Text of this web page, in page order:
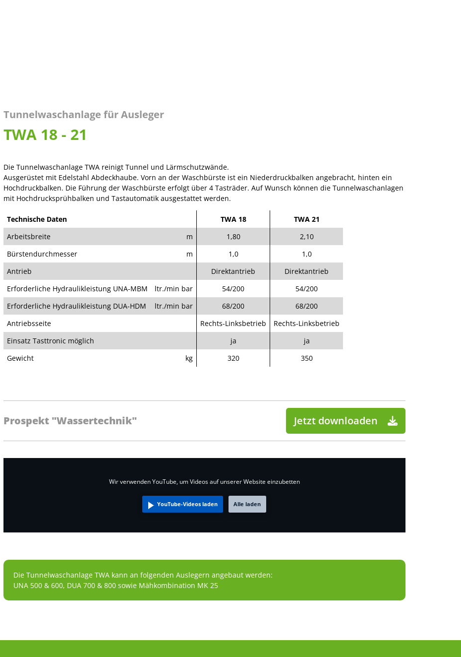
Tunnelwaschanlage für Ausleger
TWA 18 - 21
Die Tunnelwaschanlage TWA reinigt Tunnel und Lärmschutzwände.
Ausgerüstet mit Edelstahl Abdeckhaube. Vorn an der Waschbürste ist ein Niederdruckbalken angebracht, hinten ein
Hochdruckbalken. Die Führung der Waschbürste erfolgt über 4 Tasträder. Auf Wunsch können die Tunnelwaschanlagen
mit Hochdrucksprühbalken und Tastautomatik ausgestattet werden.
Technische Daten TWA 18
TWA 21
Arbeitsbreite
m 1,80
2,10
Bürstendurchmesser
m 1,0
1,0
Antrieb
Direktantrieb
Direktantrieb
Erforderliche Hydraulikleistung UNA-MBM
ltr./min bar 54/200
54/200
Erforderliche Hydraulikleistung DUA-HDM
ltr./min bar 68/200
68/200
Antriebsseite
Rechts-Linksbetrieb
Rechts-Linksbetrieb
Einsatz Tasttronic möglich
ja
ja
Gewicht
kg 320 350
Prospekt "Wassertechnik" Jetzt downloaden
Wir verwenden YouTube, um Videos auf unserer Website einzubetten
YouTube-Videos laden Alle laden
Die Tunnelwaschanlage TWA kann an folgenden Auslegern angebaut werden:
UNA 500 & 600, DUA 700 & 800 sowie Mähkombination MK 25